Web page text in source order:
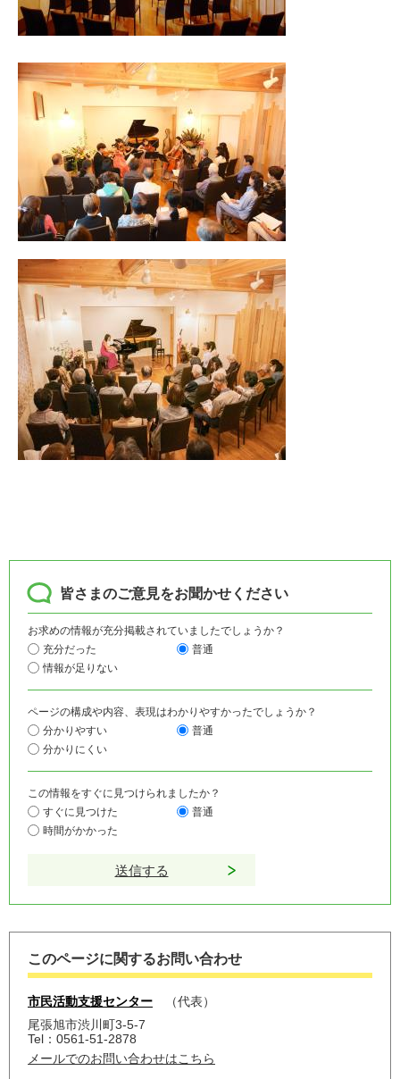
皆さまのご意見をお聞かせください
お求めの情報が充分掲載されていましたでしょうか？
充分だった
普通
情報が足りない
ページの構成や内容、表現はわかりやすかったでしょうか？
分かりやすい
普通
分かりにくい
この情報をすぐに見つけられましたか？
すぐに見つけた
普通
時間がかかった
このページに関するお問い合わせ
市民活動支援センター
代表
尾張旭市渋川町3-5-7
Tel：0561-51-2878
メールでのお問い合わせはこちら